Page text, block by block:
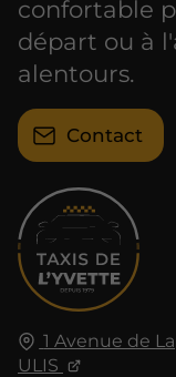
1 Avenue de
ULIS
confortable
départ ou à
alentours.
Contact